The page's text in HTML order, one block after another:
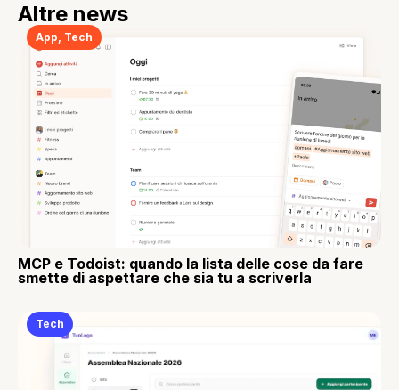
Altre news
App, Tech
MCP e Todoist: quando la lista delle cose da fare
smette di aspettare che sia tu a scriverla
Tech